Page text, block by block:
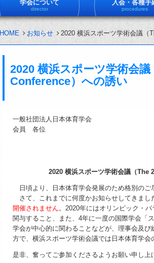
学会について
director
入会・各種手
procedures
HOME お知らせ 2020 横浜スポーツ学術会議（
2020 横浜スポーツ学術会
Conference）への誘い
一般社団法人日本体育学会
会員 各位
2020 横浜スポーツ学術会議（
日頃より、日本体育学会発展のため格別のご
さて、これまでに何度かお知らせしてきまし
開催されません。2020年にはオリンピック・
関与すること、また、4年に一度の国際学会「
学会が中心的に関わることなどが、理事会及
方で、横浜スポーツ学術会議では日本体育学会
是非、奮ってご参加くださるようお願い申し上